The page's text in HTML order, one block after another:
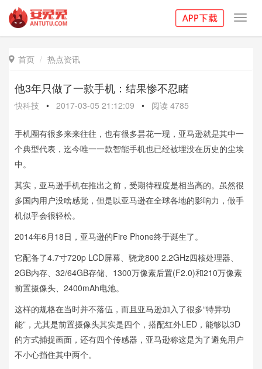
 首页 热点资讯
他3年只做了一款手机：结果惨不忍睹
快科技 • 2017-03-05 21:12:09 • 阅读 4785
手机圈有很多来来往往，也有很多昙花一现，亚马逊就是其中一
个典型代表，迄今唯一一款智能手机也已经被埋没在历史的尘埃
中。
其实，亚马逊手机在推出之前，受期待程度是相当高的。虽然很
多国内用户没啥感觉，但是以亚马逊在全球各地的影响力，做手
机似乎会很轻松。
2014年6月18日，亚马逊的Fire Phone终于诞生了。
它配备了4.7寸720p LCD屏幕、骁龙800 2.2GHz四核处理器、
2GB内存、32/64GB存储、1300万像素后置(F2.0)和210万像素
前置摄像头、2400mAh电池。
这样的规格在当时并不落伍，而且亚马逊加入了很多“特异功
能”，尤其是前置摄像头其实是四个，搭配红外LED，能够以3D
的方式捕捉画面，还有四个传感器，亚马逊称这是为了避免用户
不小心挡住其中两个。